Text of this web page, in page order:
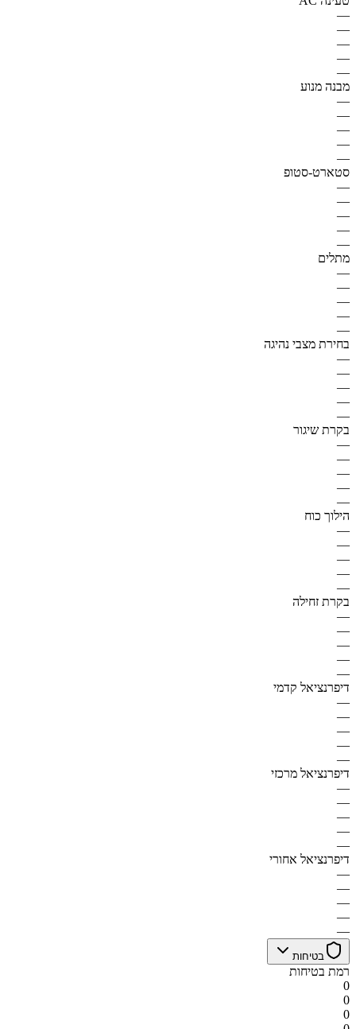
—
—
—
—
—
מבנה מנוע
—
—
—
—
—
סטארט-סטופ
—
—
—
—
—
מתלים
—
—
—
—
—
בחירת מצבי נהיגה
—
—
—
—
—
בקרת שיגור
—
—
—
—
—
הילוך כוח
—
—
—
—
—
בקרת זחילה
—
—
—
—
—
דיפרנציאל קדמי
—
—
—
—
—
דיפרנציאל מרכזי
—
—
—
—
—
דיפרנציאל אחורי
—
—
—
—
—
בטיחות
רמת בטיחות
0
0
0